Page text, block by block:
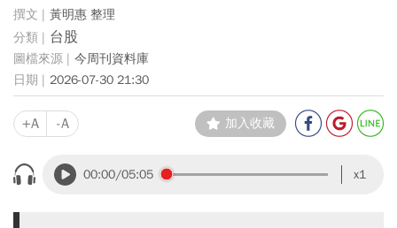
黃明惠 整理
台股
今周刊資料庫
2026-07-30 21:30
+A -A 加入收藏
00:00/05:05 x1